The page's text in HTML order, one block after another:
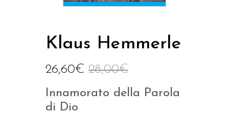
Klaus Hemmerle
28,00€
26,60€
Innamorato della Parola
di Dio